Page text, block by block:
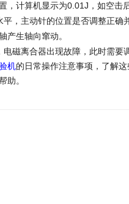
，计算机显示为0.01J ，如空击
，主动针的位置是否调整正
产生轴向窜动。
磁离合器出现故障，此时需要
机的日常操作注意事项，了解
助。